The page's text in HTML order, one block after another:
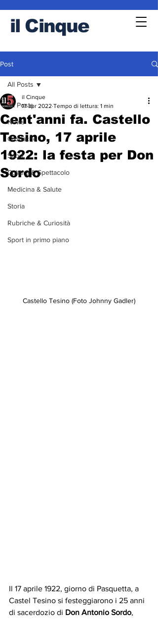
il Cinque
Post
All Posts
News
Cronache
Sport
Cultura & Spettacolo
Medicina & Salute
Storia
Rubriche & Curiosità
Sport in primo piano
All Posts
Cent'anni fa. Castello
Tesino, 17 aprile
1922: la festa per Don
Sordo
il Cinque
17 apr 2022 Tempo di lettura: 1 min
Castello Tesino (Foto Johnny Gadler)
Il 17 aprile 1922, giorno di Pasquetta, a
Castel Tesino si festeggiarono i 25 anni
di sacerdozio di Don Antonio Sordo,